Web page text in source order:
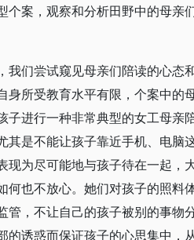
个案，观察和分析田野中的母亲
我们尝试窥见母亲们陪读的心态
身所受教育水平有限，个案中的
子进行一种非常典型的女工母
其是不能让孩子靠近手机、电
现为尽可能地与孩子待在一起
何也不放心。她们对孩子的照料
管，不让自己的孩子被别的事物
的诱惑而保证孩子的心思集中